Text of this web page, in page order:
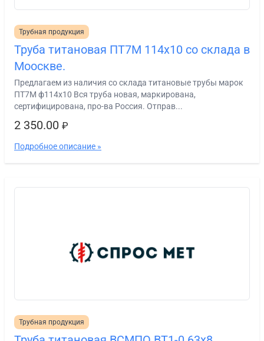
Трубная продукция
Труба титановая ПТ7М 114х10 со склада в
Мооскве.
Предлагаем из наличия со склада титановые трубы марок
ПТ7М ф114х10 Вся труба новая, маркирована,
сертифицирована, про-ва Россия. Отправ...
2 350.00 ₽
Подробное описание »
Трубная продукция